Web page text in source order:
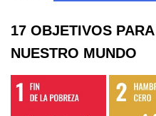
17 OBJETIVOS
NUESTRO MUNDO